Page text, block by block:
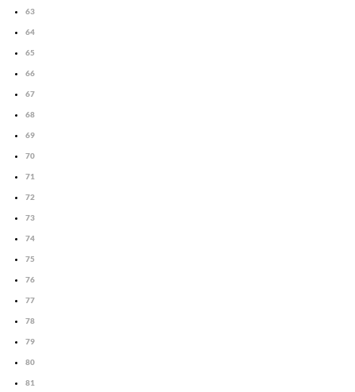
63
64
65
66
67
68
69
70
71
72
73
74
75
76
77
78
79
80
81